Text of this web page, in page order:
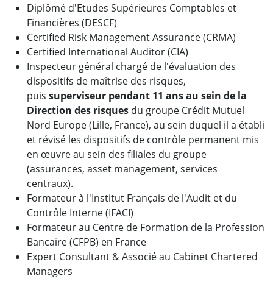
Diplômé d'Etudes Supérieures Comptables et
Financières (DESCF)
Certified Risk Management Assurance (CRMA)
Certified International Auditor (CIA)
Inspecteur général chargé de l'évaluation des
dispositifs de maîtrise des risques,
puis superviseur pendant 11 ans au sein de la
Direction des risques du groupe Crédit Mutuel
Nord Europe (Lille, France), au sein duquel il a établi
et révisé les dispositifs de contrôle permanent mis
en œuvre au sein des filiales du groupe
(assurances, asset management, services
centraux).
Formateur à l'Institut Français de l'Audit et du
Contrôle Interne (IFACI)
Formateur au Centre de Formation de la Profession
Bancaire (CFPB) en France
Expert Consultant & Associé au Cabinet Chartered
Managers